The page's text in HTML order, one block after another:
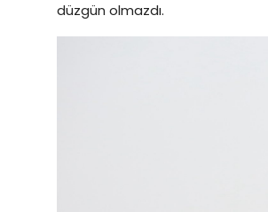
düzgün olmazdı.